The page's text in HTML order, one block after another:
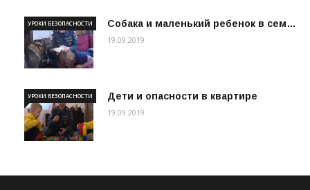
Собака и маленький ребенок в сем…
УРОКИ БЕЗОПАСНОСТИ
19.09.2019
Дети и опасности в квартире
УРОКИ БЕЗОПАСНОСТИ
19.09.2019